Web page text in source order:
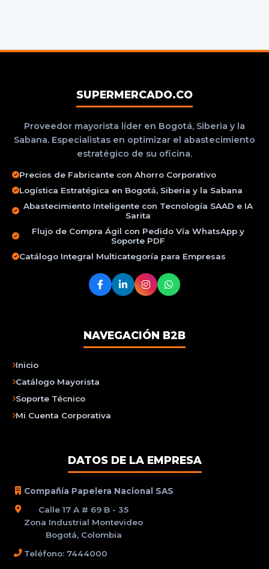
SUPERMERCADO.CO
Proveedor mayorista líder en Bogotá, Siberia y la
Sabana. Especialistas en optimizar el abastecimiento
estratégico de su oficina.
Precios de Fabricante con Ahorro Corporativo
Logística Estratégica en Bogotá, Siberia y la Sabana
Abastecimiento Inteligente con Tecnología SAAD e IA
Sarita
Flujo de Compra Ágil con Pedido Vía WhatsApp y
Soporte PDF
Catálogo Integral Multicategoría para Empresas
NAVEGACIÓN B2B
Inicio
Catálogo Mayorista
Soporte Técnico
Mi Cuenta Corporativa
DATOS DE LA EMPRESA
Compañía Papelera Nacional SAS
Calle 17 A # 69 B - 35
Zona Industrial Montevideo
Bogotá, Colombia
Teléfono: 7444000